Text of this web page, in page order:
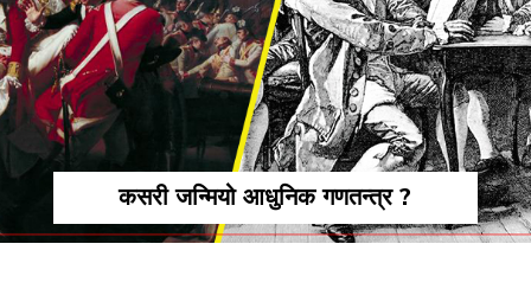
कसरी जन्मियो आधुनिक गणतन्त्र ?